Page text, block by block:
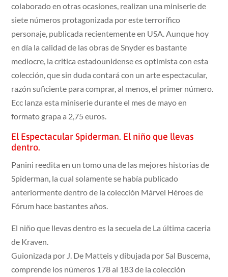
colaborado en otras ocasiones, realizan una miniserie de
siete números protagonizada por este terrorífico
personaje, publicada recientemente en USA. Aunque hoy
en día la calidad de las obras de Snyder es bastante
mediocre, la critica estadounidense es optimista con esta
colección, que sin duda contará con un arte espectacular,
razón suficiente para comprar, al menos, el primer número.
Ecc lanza esta miniserie durante el mes de mayo en
formato grapa a 2,75 euros.
El Espectacular Spiderman. El niño que llevas
dentro.
Panini reedita en un tomo una de las mejores historias de
Spiderman, la cual solamente se había publicado
anteriormente dentro de la colección Márvel Héroes de
Fórum hace bastantes años.
El niño que llevas dentro es la secuela de La última caceria
de Kraven.
Guionizada por J. De Matteis y dibujada por Sal Buscema,
comprende los números 178 al 183 de la colección